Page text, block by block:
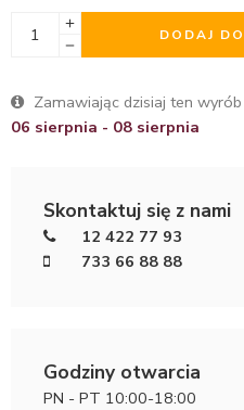
DODAJ
Zamawiając dzisiaj ten
06 sierpnia - 08 sierpnia
Skontaktuj się z nami
12 422 77 93
733 66 88 88
Godziny otwarcia
PN - PT 10:00-18:00